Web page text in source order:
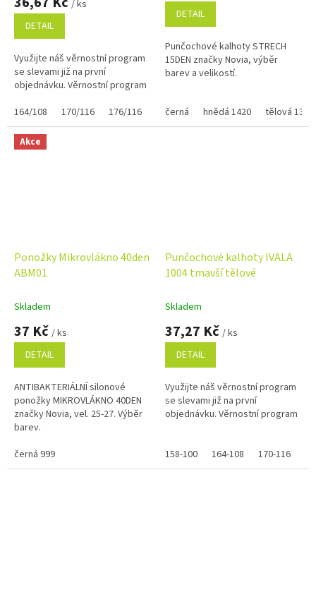
/ ks
DETAIL
Využijte náš věrnostní program
se slevami již na první
objednávku. Věrnostní program
164/108
170/116 176/116
5,0
5
hvězdiček.
DETAIL
Punčochové kalhoty STRECH
15DEN značky Novia, výběr
barev a velikostí.
černá hnědá 1420 tělová 1389
Akce
Ponožky Mikrovlákno 40den
ABM01
Skladem
37 Kč / ks
DETAIL
ANTIBAKTERIÁLNÍ silonové
ponožky MIKROVLÁKNO 40DEN
značky Novia, vel. 25-27. Výběr
barev.
černá 999
Punčochové kalhoty IVALA
1004 tmavší tělové
Skladem
37,27 Kč / ks
DETAIL
Využijte náš věrnostní program
se slevami již na první
objednávku. Věrnostní program
158-100 164-108 170-116